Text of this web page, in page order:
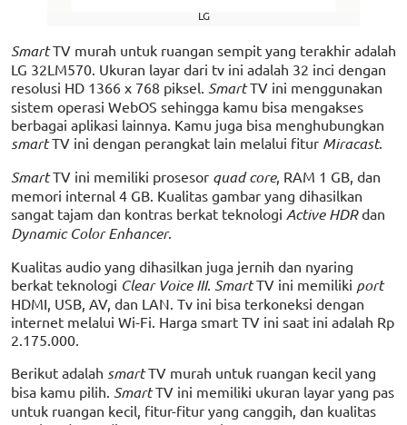
LG
SmartTV murah untuk ruangan sempit yang terakhir adalah
LG 32LM570. Ukuran layar dari tv ini adalah 32 inci dengan
resolusi HD 1366 x 768 piksel. SmartTV ini menggunakan
sistem operasi WebOS sehingga kamu bisa mengakses
berbagai aplikasi lainnya. Kamu juga bisa menghubungkan
smartTV ini dengan perangkat lain melalui fitur Miracast.
SmartTV ini memiliki prosesor quad core, RAM 1 GB, dan
memori internal 4 GB. Kualitas gambar yang dihasilkan
sangat tajam dan kontras berkat teknologi Active HDRdan
Dynamic Color Enhancer.
Kualitas audio yang dihasilkan juga jernih dan nyaring
berkat teknologi Clear Voice III. SmartTV ini memiliki port
HDMI, USB, AV, dan LAN. Tv ini bisa terkoneksi dengan
internet melalui Wi-Fi. Harga smart TV ini saat ini adalah Rp
2.175.000.
Berikut adalah smartTV murah untuk ruangan kecil yang
bisa kamu pilih. SmartTV ini memiliki ukuran layar yang pas
untuk ruangan kecil, fitur-fitur yang canggih, dan kualitas